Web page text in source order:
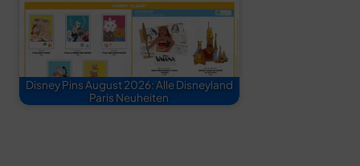
Disney Pins August 2026: Alle Disneyland
Paris Neuheiten